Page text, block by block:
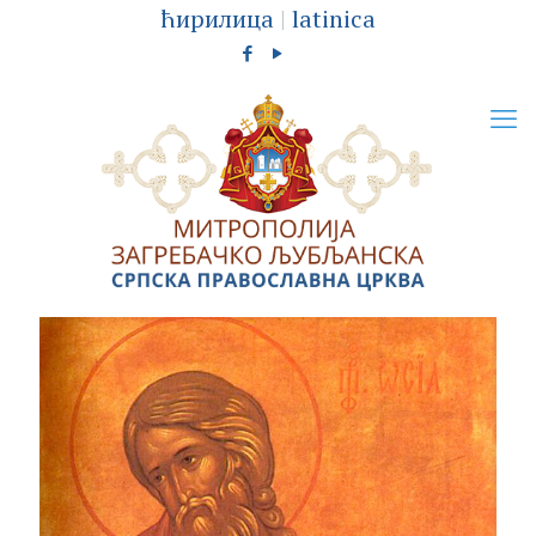
ћирилица | latinica